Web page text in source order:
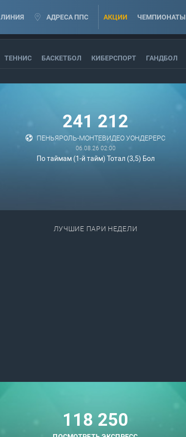
ЛИНИЯ АДРЕСА ППС АКЦИИ ЧЕМПИОНАТЫ
ТЕННИС БАСКЕТБОЛ КИБЕРСПОРТ ГАНДБОЛ
241 212
ПЕНЬЯРОЛЬ-МОНТЕВИДЕО УОНДЕРЕРС
06.08.26 02:00
По таймам (1-й тайм) Тотал (3,5) Бол
ЛУЧШИЕ ПАРИ НЕДЕЛИ
118 250